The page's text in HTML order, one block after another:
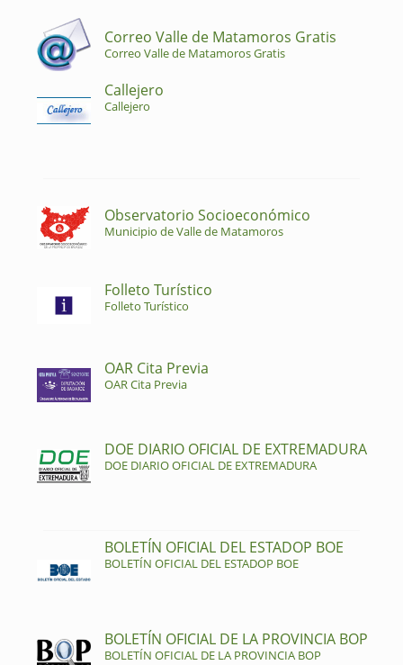
Correo Valle de Matamoros Gratis
Correo Valle de Matamoros Gratis
Callejero
Callejero
Observatorio Socioeconómico
Municipio de Valle de Matamoros
Folleto Turístico
Folleto Turístico
OAR Cita Previa
OAR Cita Previa
DOE DIARIO OFICIAL DE EXTREMADURA
DOE DIARIO OFICIAL DE EXTREMADURA
BOLETÍN OFICIAL DEL ESTADOP BOE
BOLETÍN OFICIAL DEL ESTADOP BOE
BOLETÍN OFICIAL DE LA PROVINCIA BOP
BOLETÍN OFICIAL DE LA PROVINCIA BOP